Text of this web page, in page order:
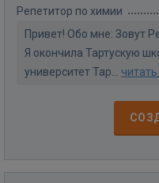
Репетитор по химии
Привет! Обо мне: Зовут
Я окончила Тартускую
университет Тар...